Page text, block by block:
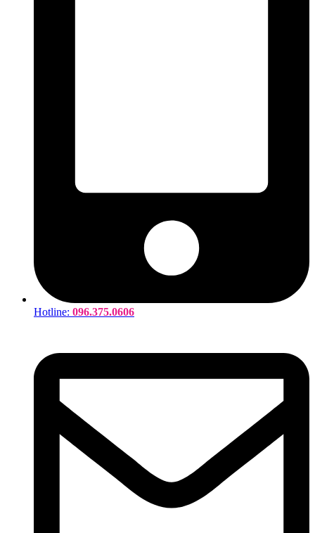
Hotline: 096.375.0606